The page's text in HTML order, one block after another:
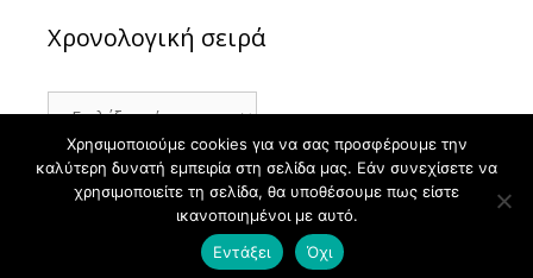
Χρονολογική σειρά
Χρονολογική
σειρά
© 2026 ΙΣΤΟΡΙΑ • Φτιαγμένο με GeneratePress
Χρησιμοποιούμε cookies για να σας προσφέρουμε την
καλύτερη δυνατή εμπειρία στη σελίδα μας. Εάν συνεχίσετε να
χρησιμοποιείτε τη σελίδα, θα υποθέσουμε πως είστε
ικανοποιημένοι με αυτό.
Εντάξει
Όχι